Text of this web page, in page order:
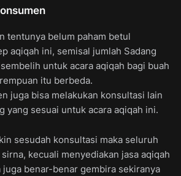
tentunya belum paham betul
aqiqah ini, semisal jumlah Sadang
untuk acara aqiqah bagi buah
itu berbeda.
juga bisa melakukan konsultasi lain
yang sesuai untuk acara aqiqah ini.
sesudah konsultasi maka seluruh
kecuali menyediakan jasa aqiqah
juga benar-benar gembira sekiranya